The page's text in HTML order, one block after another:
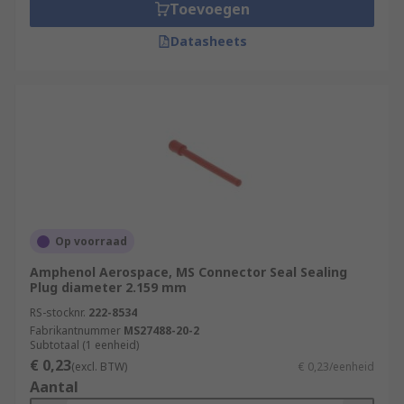
Toevoegen
Datasheets
Op voorraad
Amphenol Aerospace, MS Connector Seal Sealing
Plug diameter 2.159 mm
RS-stocknr. 222-8534
Fabrikantnummer MS27488-20-2
Subtotaal (1 eenheid)
€ 0,23(excl. BTW) € 0,23/eenheid
Aantal